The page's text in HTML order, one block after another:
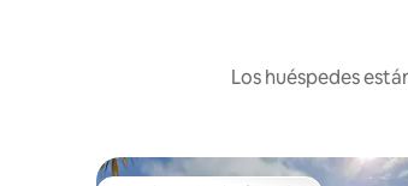
Los huéspedes